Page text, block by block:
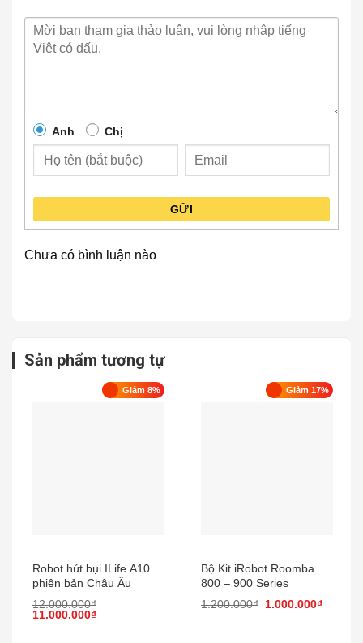
Anh Chị
GỬI
Chưa có bình luận nào
Sản phẩm tương tự
Giảm 8%
Robot hút bụi ILife A10
phiên bản Châu Âu
12.000.000₫
11.000.000₫
Giảm 17%
Bộ Kit iRobot Roomba
800 – 900 Series
1.200.000₫ 1.000.000₫